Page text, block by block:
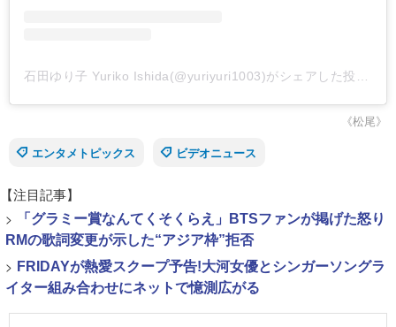
《松尾》
エンタメトピックス
ビデオニュース
【注目記事】
>
「グラミー賞なんてくそくらえ」BTSファンが掲げた怒り
RMの歌詞変更が示した“アジア枠”拒否
> FRIDAYが熱愛スクープ予告!大河女優とシンガーソングラ
イター組み合わせにネットで憶測広がる